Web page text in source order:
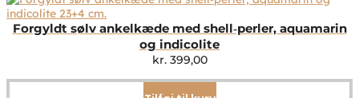
Forgyldt sølv ankelkæde med shell‑perler, aquamarin
og indicolite
kr.399,00